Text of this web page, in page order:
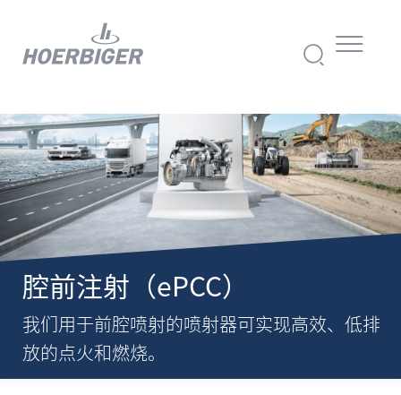
腔前注射（ePCC）
我们用于前腔喷射的喷射器可实现高效、低排
放的点火和燃烧。